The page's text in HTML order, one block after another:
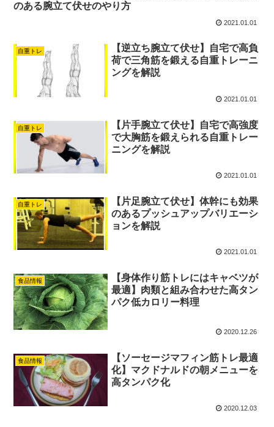
のある腕立て伏せのやり方
2021.01.01
自重トレ
【逆立ち腕立て伏せ】自宅で高負
荷で三角筋を鍛える自重トレーニ
ングを解説
2021.01.01
自重トレ
【片手腕立て伏せ】自宅で高強度
で大胸筋を鍛えられる自重トレー
ニングを解説
2021.01.01
自重トレ
【片足腕立て伏せ】体幹にも効果
のあるプッシュアップバリエーシ
ョンを解説
2021.01.01
食品情報
【身体作り筋トレにはキャベツが
最適】肉類と組み合わせた高タン
パク低カロリー料理
2020.12.26
食品情報
【ソーセージマフィン筋トレ最適
化】マクドナルドの朝メニューを
高タンパク化
2020.12.03